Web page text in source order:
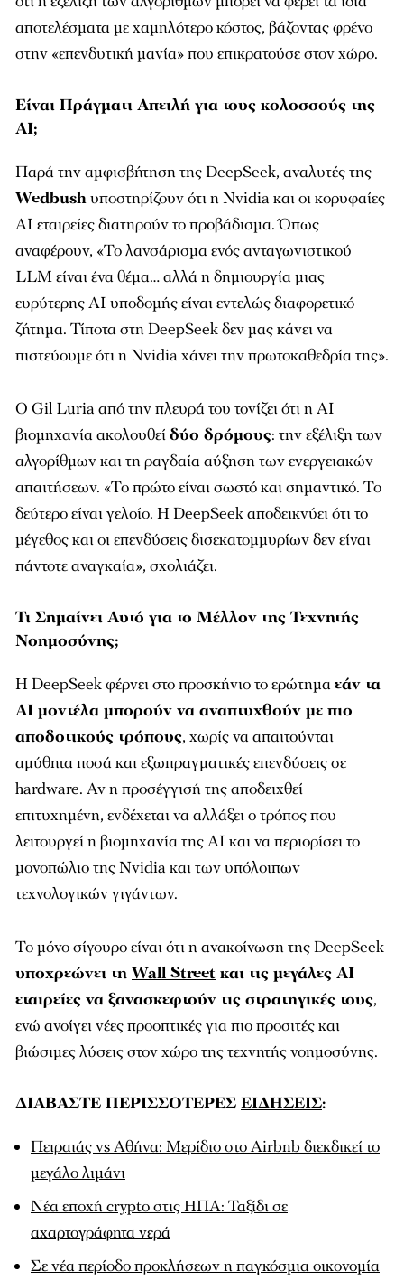
αποτελέσματα με χαμηλότερο κόστος, βάζοντας φρένο
στην «επενδυτική μανία» που επικρατούσε στον χώρο.
Είναι Πράγματι Απειλή για τους κολοσσούς της
AI;
Παρά την αμφισβήτηση της DeepSeek, αναλυτές της
Wedbushυποστηρίζουν ότι η Nvidia και οι κορυφαίες
AI εταιρείες διατηρούν το προβάδισμα. Όπως
αναφέρουν, «Το λανσάρισμα ενός ανταγωνιστικού
LLM είναι ένα θέμα… αλλά η δημιουργία μιας
ευρύτερης AI υποδομής είναι εντελώς διαφορετικό
ζήτημα. Τίποτα στη DeepSeek δεν μας κάνει να
πιστεύουμε ότι η Nvidia χάνει την πρωτοκαθεδρία της».
Ο Gil Luria από την πλευρά του τονίζει ότι η AI
βιομηχανία ακολουθείδύο δρόμους: την εξέλιξη των
αλγορίθμων και τη ραγδαία αύξηση των ενεργειακών
απαιτήσεων. «Το πρώτο είναι σωστό και σημαντικό. Το
δεύτερο είναι γελοίο. Η DeepSeek αποδεικνύει ότι το
μέγεθος και οι επενδύσεις δισεκατομμυρίων δεν είναι
πάντοτε αναγκαία», σχολιάζει.
Τι Σημαίνει Αυτό για το Μέλλον της Τεχνητής
Νοημοσύνης;
Η DeepSeek φέρνει στο προσκήνιο το ερώτημαεάν τα
AI μοντέλα μπορούν να αναπτυχθούν με πιο
αποδοτικούς τρόπους, χωρίς να απαιτούνται
αμύθητα ποσά και εξωπραγματικές επενδύσεις σε
hardware. Αν η προσέγγισή της αποδειχθεί
επιτυχημένη, ενδέχεται να αλλάξει ο τρόπος που
λειτουργεί η βιομηχανία της AI και να περιορίσει το
μονοπώλιο της Nvidia και των υπόλοιπων
τεχνολογικών γιγάντων.
Το μόνο σίγουρο είναι ότι η ανακοίνωση της DeepSeek
υποχρεώνει τη Wall Street και τις μεγάλες AI
εταιρείες να ξανασκεφτούν τις στρατηγικές τους,
ενώ ανοίγει νέες προοπτικές για πιο προσιτές και
βιώσιμες λύσεις στον χώρο της τεχνητής νοημοσύνης.
ΔΙΑΒΑΣΤΕ ΠΕΡΙΣΣΟΤΕΡΕΣ ΕΙΔΗΣΕΙΣ:
Πειραιάς vs Αθήνα: Μερίδιο στο Airbnb διεκδικεί το
μεγάλο λιμάνι
Νέα εποχή crypto στις ΗΠΑ: Ταξίδι σε
αχαρτογράφητα νερά
Σε νέα περίοδο προκλήσεων η παγκόσμια οικονομία